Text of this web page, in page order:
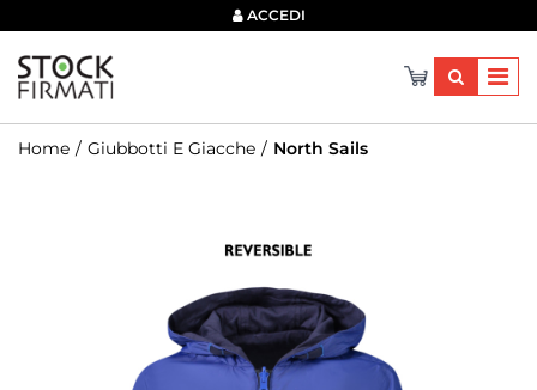
ACCEDI
Home Giubbotti E Giacche North Sails